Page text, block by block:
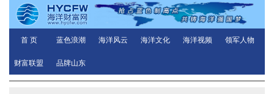
首 页 蓝色浪潮 海洋风云 海洋文化 海洋视频 领军人物
财富联盟 品牌山东